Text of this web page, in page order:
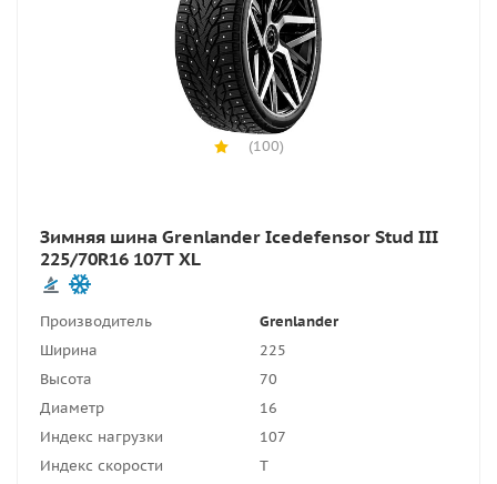
(100)
Зимняя шина Grenlander Icedefensor Stud III
225/70R16 107T XL
Производитель
Grenlander
Ширина
225
Высота
70
Диаметр
16
Индекс нагрузки
107
Индекс скорости
T